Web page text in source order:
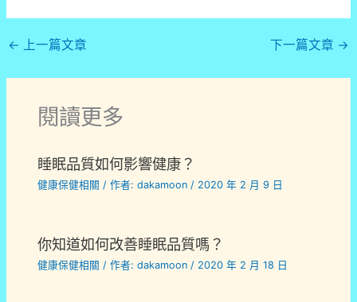
← 上一篇文章 下一篇文章 →
閱讀更多
睡眠品質如何影響健康？
健康保健相關 / 作者:dakamoon / 2020 年 2 月 9 日
你知道如何改善睡眠品質嗎？
健康保健相關 / 作者:dakamoon / 2020 年 2 月 18 日